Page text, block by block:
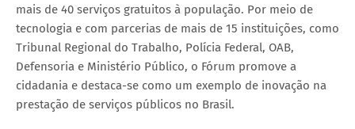
mais de 40 serviços gratuitos à população. Por meio de
tecnologia e com parcerias de mais de 15 instituições, como
Tribunal Regional do Trabalho, Polícia Federal, OAB,
Defensoria e Ministério Público, o Fórum promove a
cidadania e destaca-se como um exemplo de inovação na
prestação de serviços públicos no Brasil.